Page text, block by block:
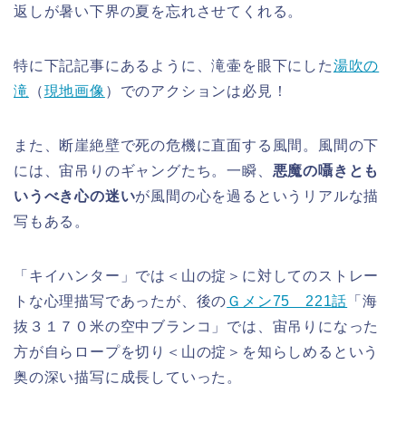
返しが暑い下界の夏を忘れさせてくれる。
特に下記記事にあるように、滝壷を眼下にした湯吹の
滝
（現地画像 ）でのアクションは必見！
また、断崖絶壁で死の危機に直面する風間。風間の下
には、宙吊りのギャングたち。一瞬、 悪魔の囁きとも
いうべき心の迷いが風間の心を過るというリアルな描
写もある。
「キイハンター」では＜山の掟＞に対してのストレー
トな心理描写であったが、後の Ｇメン75 221話 「海
抜３１７０米の空中ブランコ」では、宙吊りになった
方が自らロープを切り＜山の掟＞を知らしめるという
奥の深い描写に成長していった。